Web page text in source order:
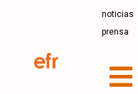
noticias
prensa